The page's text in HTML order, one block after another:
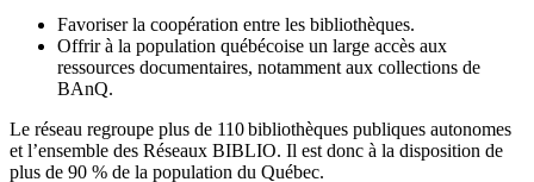
Favoriser la coopération entre les bibliothèques.
Offrir à la population québécoise un large accès aux
ressources documentaires, notamment aux collections de
BAnQ.
Le réseau regroupe plus de 110bibliothèques publiques autonomes
et l’ensemble des Réseaux BIBLIO. Il est donc à la disposition de
plus de 90 % de la population du Québec.